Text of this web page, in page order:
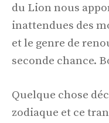
du Lion nous
inattendues des
et le genre de
seconde chance.
Quelque chose
zodiaque et ce